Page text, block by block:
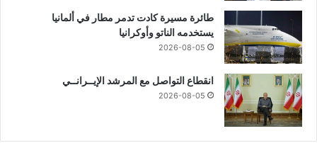
طائرة مسيرة كادت تدمر مطار في ألمانيا
يستخدمه الناتو وأوكرانيا
2026-08-05
انقطاع التواصل مع المرشد الإيــرانــي
2026-08-05